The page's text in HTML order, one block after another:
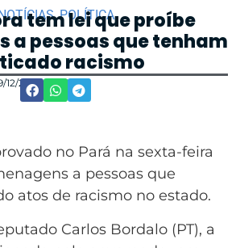
,POLÍTICA
tem lei que proíbe
a pessoas que tenham
racismo
12/2022 12:49
no Pará na sexta-feira
a pessoas que
atos de racismo no estado.
Carlos Bordalo (PT), a